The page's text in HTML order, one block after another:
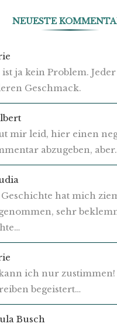
NEUESTE
ist ja kein Problem.
Geschmack.
mir leid, hier einen
abzugeben,
hat mich
sehr
ich nur zustimmen!
begeistert…
Busch